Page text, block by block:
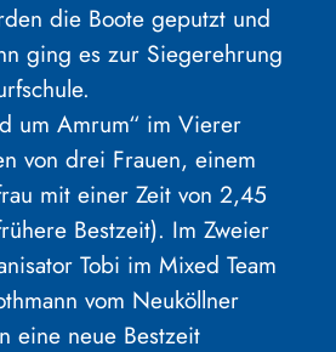
die Boote geputzt und
ging es zur Siegerehrung
um Amrum“ im Vierer
von drei Frauen, einem
mit einer Zeit von 2,45
Bestzeit). Im Zweier
Tobi im Mixed Team
vom Neuköllner
eine neue Bestzeit